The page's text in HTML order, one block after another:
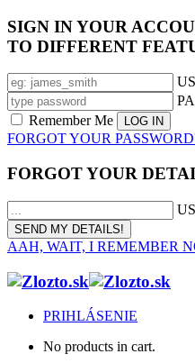
SIGN IN YOUR
TO DIFFERENT
Remember Me
FORGOT YOUR
FORGOT YOUR
AAH, WAIT, I REMEMBER
PRIHLÁSENIE
No products in cart.